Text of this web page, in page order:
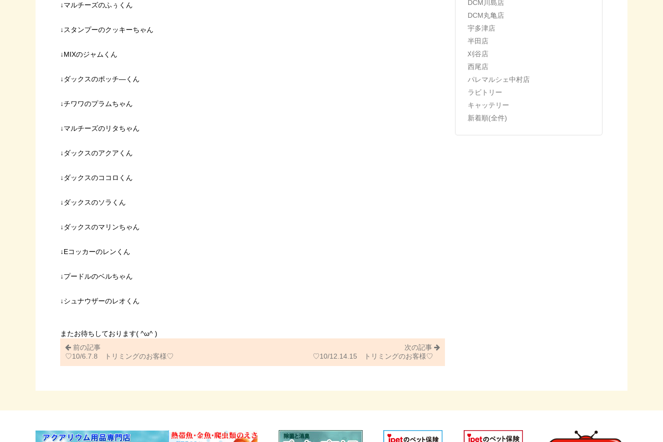
↓マルチーズのふぅくん
↓スタンプーのクッキーちゃん
↓MIXのジャムくん
↓ダックスのポッチ―くん
↓チワワのプラムちゃん
↓マルチーズのリタちゃん
↓ダックスのアクアくん
↓ダックスのココロくん
↓ダックスのソラくん
↓ダックスのマリンちゃん
↓Eコッカーのレンくん
↓プードルのベルちゃん
↓シュナウザーのレオくん
またお待ちしております( ^ω^ )
前の記事
♡10/6.7.8 トリミングのお客様♡
次の記事
♡10/12.14.15 トリミングのお客様♡
DCM川島店
DCM丸亀店
宇多津店
半田店
刈谷店
西尾店
パレマルシェ中村店
ラビトリー
キャッテリー
新着順(全件)